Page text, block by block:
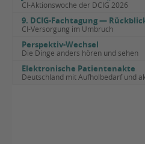
CI-Aktionswoche der DCIG 2026
9. DCIG-Fachtagung —
CI-Versorgung im Umbruch
Perspektiv-Wechsel
Die Dinge anders hören und sehen
Elektronische Patientenakte
Deutschland mit Aufholbedarf und